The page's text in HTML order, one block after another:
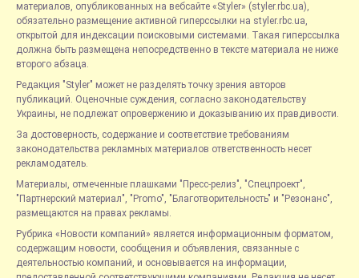
материалов, опубликованных на вебсайте «Styler» (styler.rbc.ua),
обязательно размещение активной гиперссылки на styler.rbc.ua,
открытой для индексации поисковыми системами. Такая гиперссылка
должна быть размещена непосредственно в тексте материала не ниже
второго абзаца.
Редакция "Styler" может не разделять точку зрения авторов
публикаций. Оценочные суждения, согласно законодательству
Украины, не подлежат опровержению и доказыванию их правдивости.
За достоверность, содержание и соответствие требованиям
законодательства рекламных материалов ответственность несет
рекламодатель.
Материалы, отмеченные плашками "Пресс-релиз", "Спецпроект",
"Партнерский материал", "Promo", "Благотворительность" и "Резонанс",
размещаются на правах рекламы.
Рубрика «Новости компаний» является информационным форматом,
содержащим новости, сообщения и объявления, связанные с
деятельностью компаний, и основывается на информации,